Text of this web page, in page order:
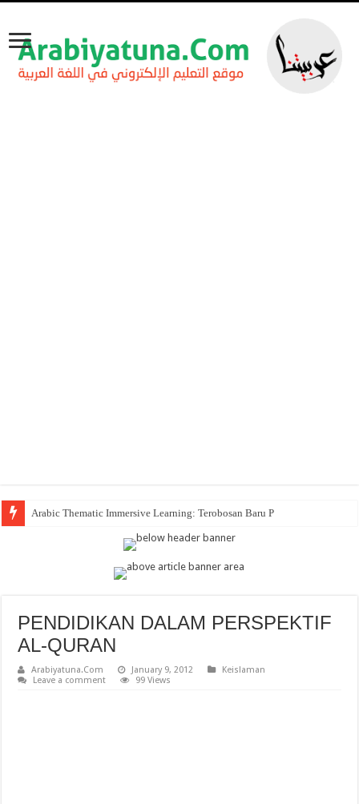
Arabic Thematic Immersive Learning: Terobosan Baru Pembelajaran Bahasa
PENDIDIKAN DALAM PERSPEKTIF
AL-QURAN
Arabiyatuna.Com January 9, 2012
Keislaman
Leave a comment
99 Views